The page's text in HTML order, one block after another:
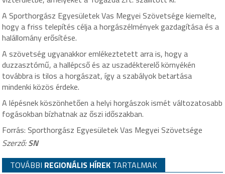
A Sporthorgász Egyesületek Vas Megyei Szövetsége kiemelte,
hogy a friss telepítés célja a horgászélmények gazdagítása és a
halállomány erősítése.
A szövetség ugyanakkor emlékeztetett arra is, hogy a
duzzasztómű, a hallépcső és az uszadékterelő környékén
továbbra is tilos a horgászat, így a szabályok betartása
mindenki közös érdeke.
A lépésnek köszönhetően a helyi horgászok ismét változatosabb
fogásokban bízhatnak az őszi időszakban.
Forrás: Sporthorgász Egyesületek Vas Megyei Szövetsége
Szerző:SN
TOVÁBBI REGIONÁLIS HÍREK TARTALMAK